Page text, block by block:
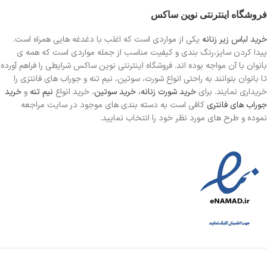
فروشگاه اینترنتی نوین ساکس
خرید لباس زیر زنانه یکی از مواردی است که اغلب با دغدغه هایی همراه است.
پیدا کردن سایز،رنگ بندی و کیفیت مناسب از جمله مواردی است که همه ی
بانوان با آن مواجه بوده اند. فروشگاه اینترنتی نوین ساکس شرایطی را فراهم آورده
تا بانوان بتوانند به راحتی انواع شورت، سوتین، نیم تنه و جوراب های فانتزی را
خریداری نمایند. برای خرید شورت زنانه، خرید سوتین، خرید انواع نیم تنه و خرید
جوراب های فانتری کافی است به دسته بندی های موجود در سایت مراجعه
نموده و طرح های مورد نظر خود را انتخاب نمایید.